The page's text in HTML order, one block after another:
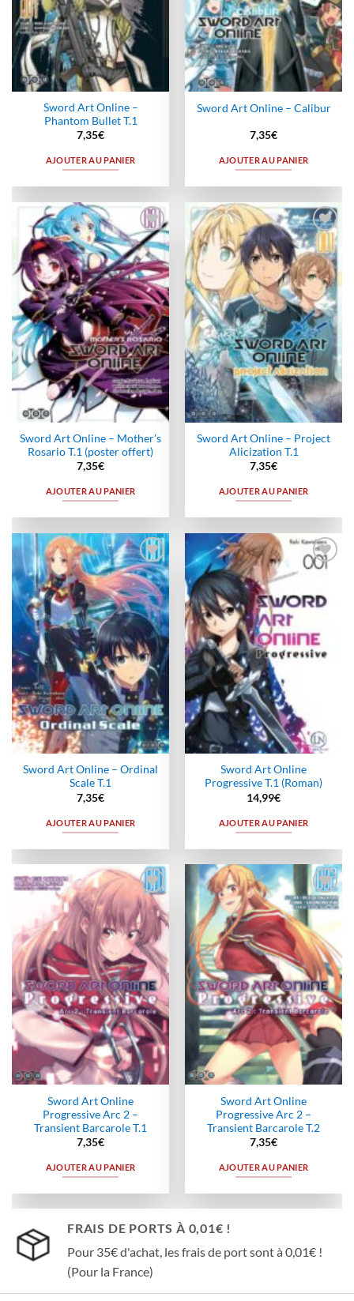
Sword Art Online –
Phantom Bullet T.1
7,35€
AJOUTER AU PANIER
Sword Art Online – Calibur
7,35€
AJOUTER AU PANIER
Ajouter
à la
wishlist
Sword Art Online – Mother’s
Rosario T.1 (poster offert)
7,35€
AJOUTER AU PANIER
Ajouter
à la
wishlist
Sword Art Online – Project
Alicization T.1
7,35€
AJOUTER AU PANIER
Ajouter
à la
wishlist
Sword Art Online – Ordinal
Scale T.1
7,35€
AJOUTER AU PANIER
Ajouter
wishlist
Sword Art Online
Progressive T.1 (Roman)
14,99€
AJOUTER AU PANIER
Ajouter
à la
wishlist
Sword Art Online
Progressive Arc 2 –
Transient Barcarole T.1
7,35€
AJOUTER AU PANIER
Ajouter
wishlist
Sword Art Online
Progressive Arc 2 –
Transient Barcarole T.2
7,35€
AJOUTER AU PANIER
FRAIS DE PORTS À 0,01€ !
Pour 35€ d'achat, les frais de port sont à 0,01€ !
(Pour la France)